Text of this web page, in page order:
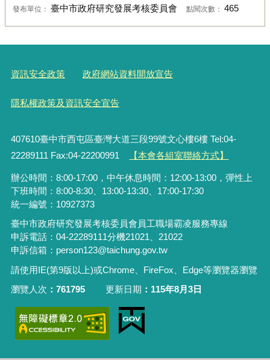
發布單位： 臺中市政府研究發展考核委員會 點閱次數： 465
資訊安全政策 政府網站資料開放宣告
隱私權政策及資訊安全宣告
407610臺中市西屯區臺灣大道三段99號文心樓6樓 Tel:04-
22289111 Fax:04-22200991
【本會各組室聯絡方式】
辦公時間：8:00-17:00，中午休息時間：12:00-13:00，彈性上
下班時間：8:00-8:30、13:00-13:30、17:00-17:30
統一編號：10927373
臺中市政府研究發展考核委員會員工職場霸凌服務專線
申訴電話：04-22289111分機21021、21022
申訴信箱：person123@taichung.gov.tw
請使用IE(第9版以上)或Chrome、FireFox、Edge等瀏覽器瀏覽
瀏覽人次
761795 更新日期 115年8月3日